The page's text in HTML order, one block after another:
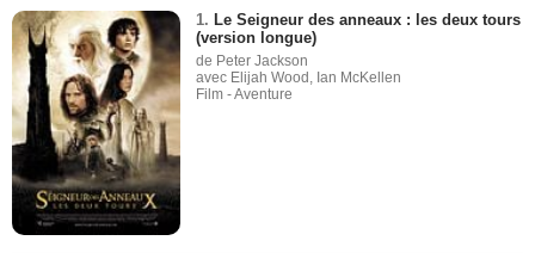
1. Le Seigneur des anneaux : les deux tours
(version longue)
de Peter Jackson
avec Elijah Wood, Ian McKellen
Film - Aventure